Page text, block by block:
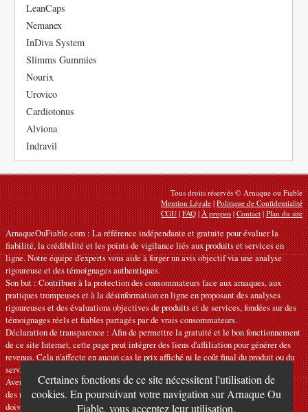
Certaines fonctions de ce site nécessitent l'utilisation de
cookies. En poursuivant votre navigation sur Arnaque Ou
Fiable, vous acceptez leur utilisation.
LeanCaps
Nemanex
InDiva System
Slimms Gummies
Nourix
Urovico
Cardiotonus
Alviona
Indravil
Tous droits réservés © Arnaque ou Fiable
Mention Légale|Politique de Confidentialité
CGU|FAQ|À propos|Contact|Plan du site
ArnaqueOuFiable.com : La référence indépendante et gratuite pour évaluer la
fiabilité, la crédibilité et les points de vigilance liés aux produits et services en
ligne. Notre équipe d'experts vous aide à forger un avis objectif via une analyse
rigoureuse et des témoignages authentiques.
Son but : Contribuer à la protection des consommateurs face aux arnaques, aux
pratiques trompeuses et à la désinformation en ligne en proposant des analyses
rigoureuses et des évaluations objectives de produits et de services, fondées sur des
témoignages réels et fiables partagés par de vrais consommateurs.
Déclaration de transparence : Afin de permettre la gratuité et le bon fonctionnement
de ce site Internet, cette page peut intégrer des liens d'affiliation pour générer des
revenus. Cela n'affecte en aucun cas le prix affiché ni le coût final du produit ou du
service.
Avertissements : Nos articles expriment des avis personnels et ne constituent pas
des recommandations officielles. Les informations fournies sont indicatives et
doivent être confirmées auprès du fabricant, du vendeur, du prestataire ou d’une